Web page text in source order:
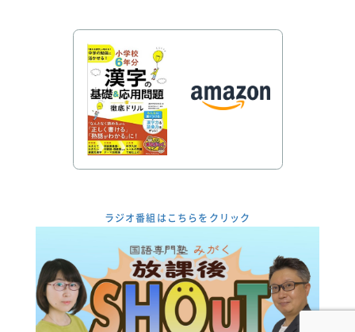
ラジオ番組はこちらをクリック